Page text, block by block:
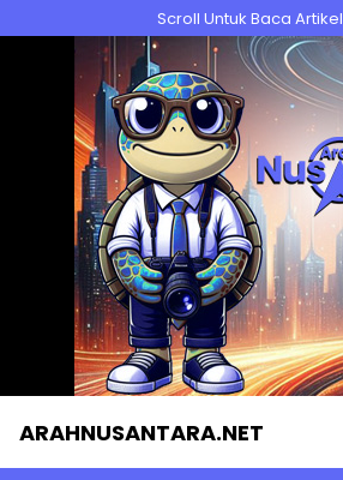
ke
Scroll Untuk Baca Artikel
ARAHNUSANTARA.NET